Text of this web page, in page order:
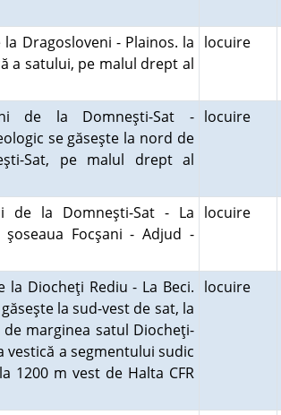
Dragosloveni - Plainos. la
a satului, pe malul drept al
locuire
de la Domneşti-Sat -
se găseşte la nord de
Sat, pe malul drept al
locuire
de la Domneşti-Sat - La
Focşani - Adjud -
locuire
la Diocheţi Rediu - La Beci.
la sud-vest de sat, la
de marginea satul Diocheţi-
vestică a segmentului sudic
1200 m vest de Halta CFR
locuire